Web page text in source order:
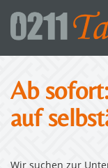
Ab
auf
Wir suchen zur